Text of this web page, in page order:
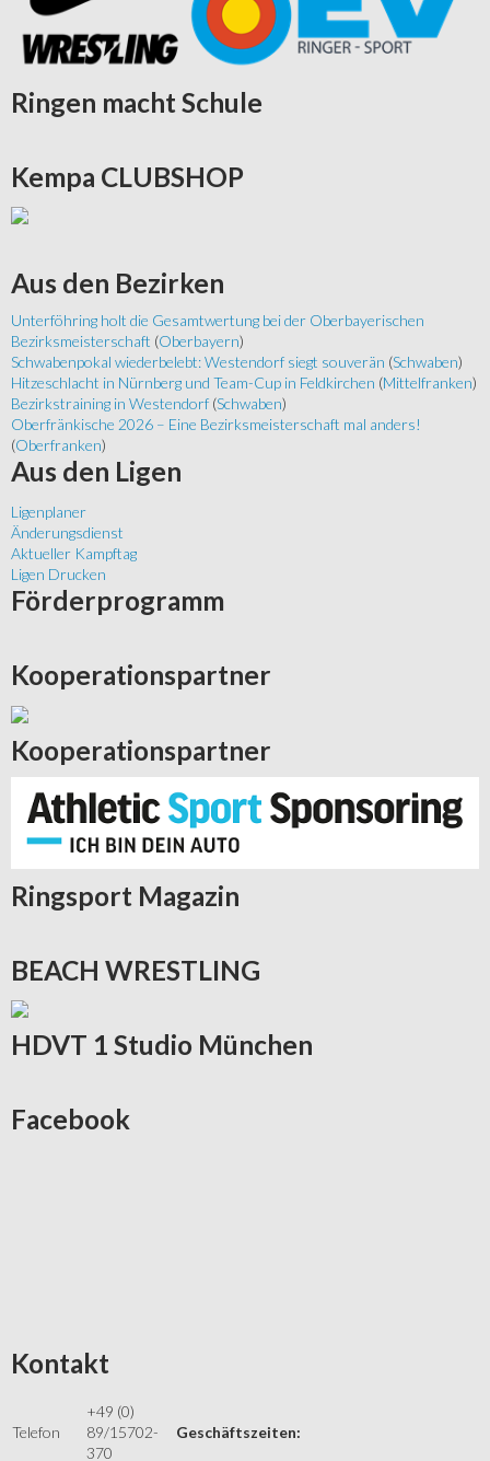
Ringen macht Schule
Kempa CLUBSHOP
Aus den Bezirken
Unterföhring holt die Gesamtwertung bei der Oberbayerischen
Bezirksmeisterschaft (Oberbayern)
Schwabenpokal wiederbelebt: Westendorf siegt souverän (Schwaben)
Hitzeschlacht in Nürnberg und Team-Cup in Feldkirchen (Mittelfranken)
Bezirkstraining in Westendorf (Schwaben)
Oberfränkische 2026 – Eine Bezirksmeisterschaft mal anders!
(Oberfranken)
Aus den Ligen
Ligenplaner
Änderungsdienst
Aktueller Kampftag
Ligen Drucken
Förderprogramm
Kooperationspartner
Kooperationspartner
Ringsport Magazin
BEACH WRESTLING
HDVT 1 Studio München
Facebook
Kontakt
Telefon
+49 (0)
89/15702-
370
Geschäftszeiten: